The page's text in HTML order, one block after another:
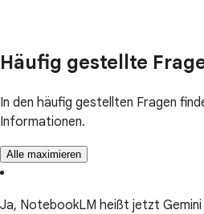
Häufig gestellte
In den häufig gestellten Fragen
Informationen.
Alle maximieren
Ja, NotebookLM heißt jetzt